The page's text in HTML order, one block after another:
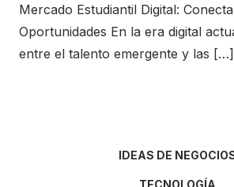
Mercado Estudiantil Digital:
Oportunidades En la era digital
entre el talento emergente y las […]
IDEAS DE
TECNOLOGÍA